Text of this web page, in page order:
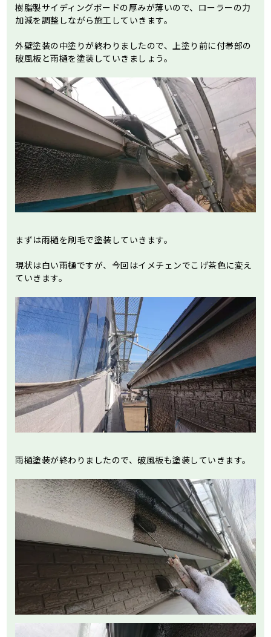
樹脂製サイディングボードの厚みが薄いので、ローラーの力
加減を調整しながら施工していきます。
外壁塗装の中塗りが終わりましたので、上塗り前に付帯部の
破風板と雨樋を塗装していきましょう。
まずは雨樋を刷毛で塗装していきます。
現状は白い雨樋ですが、今回はイメチェンでこげ茶色に変え
ていきます。
雨樋塗装が終わりましたので、破風板も塗装していきます。